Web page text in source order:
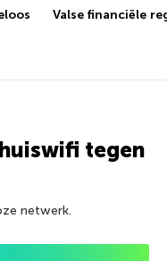
Valse financiële
tegen
netwerk.